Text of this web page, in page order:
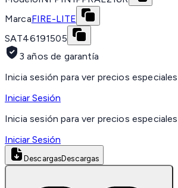
MarcaFIRE-LITE
SAT46191505
3 años de garantía
Inicia sesión para ver precios especiales
Iniciar Sesión
Inicia sesión para ver precios especiales
Iniciar Sesión
DescargasDescargas